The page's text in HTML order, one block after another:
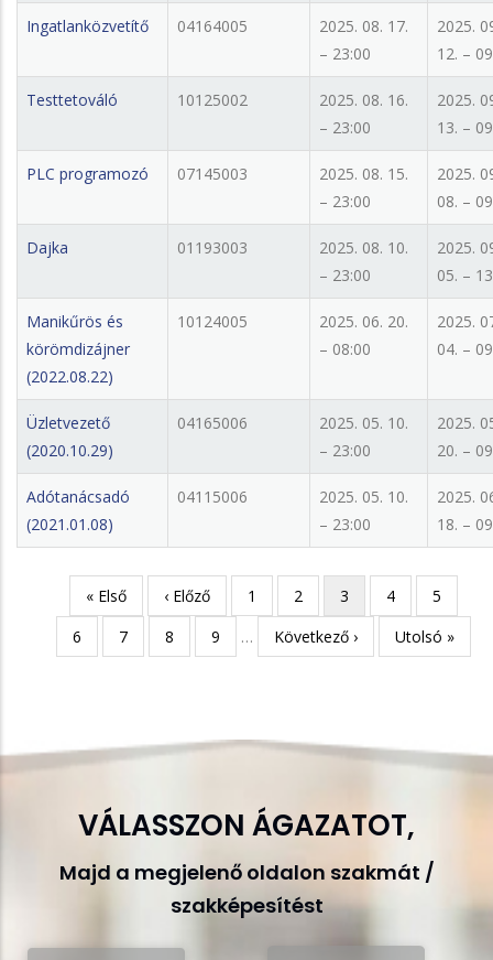
Ingatlanközvetítő 04164005
2025. 08. 17.
– 23:00
2025.
12. –
Testtetováló 10125002
2025. 08. 16.
– 23:00
2025.
13. –
PLC programozó 07145003
2025. 08. 15.
– 23:00
2025.
08. –
Dajka 01193003
2025. 08. 10.
– 23:00
2025.
05. –
Manikűrös és
körömdizájner
(2022.08.22)
10124005
2025. 06. 20.
– 08:00
2025.
04. –
Üzletvezető
(2020.10.29)
04165006
2025. 05. 10.
– 23:00
2025.
20. –
Adótanácsadó
(2021.01.08)
04115006
2025. 05. 10.
– 23:00
2025.
18. –
Oldalszámozás
Első
oldal
« Első
Előző
oldal
‹ Előző Page
1 Page
2
Jelenlegi
oldal
3 Page
4 Page
5
Page
6 Page
7 Page
8 Page
9 …
Következő
oldal
Következő ›
Utolsó
oldal
Utolsó »
VÁLASSZON ÁGAZATOT,
Majd a megjelenő oldalon szakmát /
szakképesítést